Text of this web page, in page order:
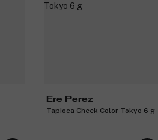
Ere Perez
Tapioca Cheek Color Tokyo 6 g